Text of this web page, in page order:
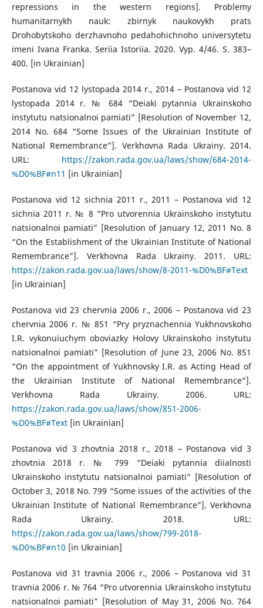
repressions in the western regions]. Problemy
humanitarnykh nauk: zbirnyk naukovykh prats
Drohobytskoho derzhavnoho pedahohichnoho universytetu
imeni Ivana Franka. Seriia Istoriia. 2020. Vyp. 4/46. S. 383–
400. [in Ukrainian]
Postanova vid 12 lystopada 2014 r., 2014 – Postanova vid 12
lystopada 2014 r. № 684 “Deiaki pytannia Ukrainskoho
instytutu natsionalnoi pamiati” [Resolution of November 12,
2014 No. 684 “Some Issues of the Ukrainian Institute of
National Remembrance”]. Verkhovna Rada Ukrainy. 2014.
URL: https://zakon.rada.gov.ua/laws/show/684-2014-
%D0%BF#n11 [in Ukrainian]
Postanova vid 12 sichnia 2011 r., 2011 – Postanova vid 12
sichnia 2011 r. № 8 “Pro utvorennia Ukrainskoho instytutu
natsionalnoi pamiati” [Resolution of January 12, 2011 No. 8
“On the Establishment of the Ukrainian Institute of National
Remembrance”]. Verkhovna Rada Ukrainy. 2011. URL:
https://zakon.rada.gov.ua/laws/show/8-2011-%D0%BF#Text
[in Ukrainian]
Postanova vid 23 chervnia 2006 r., 2006 – Postanova vid 23
chervnia 2006 r. № 851 “Pry pryznachennia Yukhnovskoho
I.R. vykonuiuchym oboviazky Holovy Ukrainskoho instytutu
natsionalnoi pamiati” [Resolution of June 23, 2006 No. 851
“On the appointment of Yukhnovsky I.R. as Acting Head of
the Ukrainian Institute of National Remembrance”].
Verkhovna Rada Ukrainy. 2006. URL:
https://zakon.rada.gov.ua/laws/show/851-2006-
%D0%BF#Text[in Ukrainian]
Postanova vid 3 zhovtnia 2018 r., 2018 – Postanova vid 3
zhovtnia 2018 r. № 799 “Deiaki pytannia diialnosti
Ukrainskoho instytutu natsionalnoi pamiati” [Resolution of
October 3, 2018 No. 799 “Some issues of the activities of the
Ukrainian Institute of National Remembrance”]. Verkhovna
Rada Ukrainy. 2018. URL:
https://zakon.rada.gov.ua/laws/show/799-2018-
%D0%BF#n10 [in Ukrainian]
Postanova vid 31 travnia 2006 r., 2006 – Postanova vid 31
travnia 2006 r. № 764 “Pro utvorennia Ukrainskoho instytutu
natsionalnoi pamiati” [Resolution of May 31, 2006 No. 764